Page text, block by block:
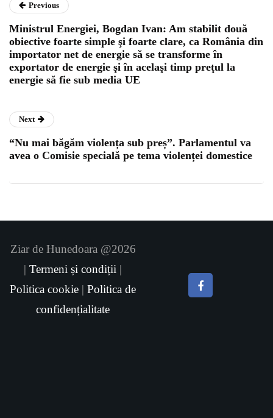
Previous
Ministrul Energiei, Bogdan Ivan: Am stabilit două
obiective foarte simple şi foarte clare, ca România din
importator net de energie să se transforme în
exportator de energie şi în acelaşi timp preţul la
energie să fie sub media UE
Next
“Nu mai băgăm violența sub preș”. Parlamentul va
avea o Comisie specială pe tema violenței domestice
Ziar de Hunedoara @2026
| Termeni și condiții |
Politica cookie | Politica de
confidențialitate